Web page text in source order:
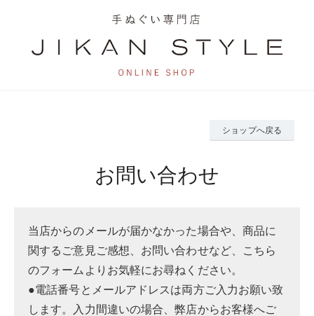
ショップへ戻る
お問い合わせ
当店からのメールが届かなかった場合や、商品に
関するご意見ご感想、お問い合わせなど、こちら
のフォームよりお気軽にお尋ねください。
●電話番号とメールアドレスは両方ご入力お願い致
します。入力間違いの場合、弊店からお客様へご